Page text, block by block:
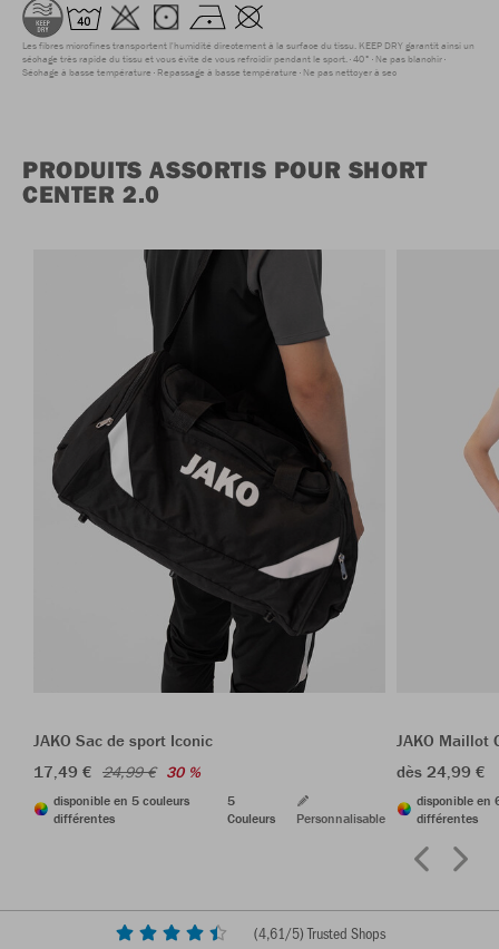
Les fibres microfines transportent l'humidité directement à la surface du tissu. KEEP DRY garantit ainsi un
séchage très rapide du tissu et vous évite de vous refroidir pendant le sport. 40° Ne pas blanchir
Séchage à basse température Repassage à basse température Ne pas nettoyer à sec
PRODUITS ASSORTIS POUR SHORT
CENTER 2.0
JAKO Sac de sport Iconic
17,49 € 24,99 € 30 %
disponible en 5 couleurs
différentes
5
Couleurs
Personnalisable
JAKO Maillot
dès 24,99 €
disponible en
différentes
(4,61/5) Trusted Shops